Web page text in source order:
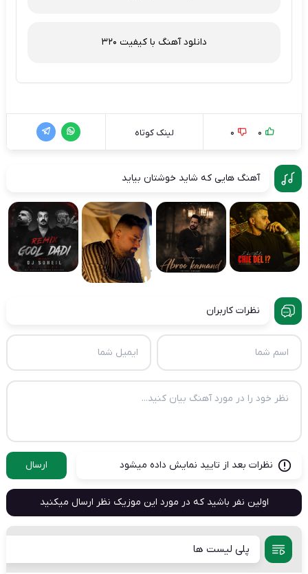
دانلود آهنگ با کیفیت 320
0
0 لینک کوتاه
آهنگ هایی که شاید خوشتان بیاید
نظرات کاربران
نظرات بعد از تایید نمایش داده میشود ارسال
اولین نفر باشید که در مورد این موزیک نظر ارسال میکنید
پلی لیست ها